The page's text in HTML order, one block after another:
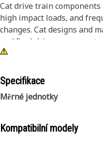
Cat drive train
high impact loads, and
changes. Cat designs and
and final drive
The result is a drive train
provide a durable housing
drive train system of Cat
Cast iron clutch housing
Specifikace
Měrné jednotky
Kompatibilní modely